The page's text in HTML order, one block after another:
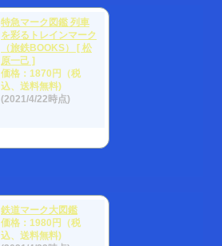
特急マーク図鑑 列車
を彩るトレインマーク
（旅鉄BOOKS） [ 松
原一己 ]
価格：1870円（税
込、送料無料)
(2021/4/22時点)
鉄道マーク大図鑑
価格：1980円（税
込、送料無料)